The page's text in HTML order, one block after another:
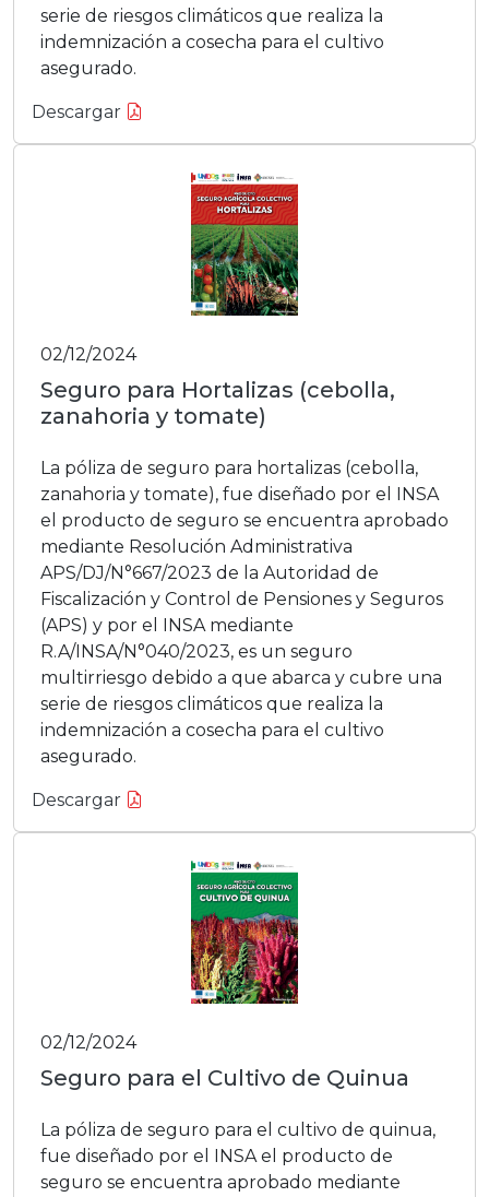
serie de riesgos climáticos que realiza la
indemnización a cosecha para el cultivo
asegurado.
Descargar
02/12/2024
Seguro para Hortalizas (cebolla,
zanahoria y tomate)
La póliza de seguro para hortalizas (cebolla,
zanahoria y tomate), fue diseñado por el INSA
el producto de seguro se encuentra aprobado
mediante Resolución Administrativa
APS/DJ/N°667/2023 de la Autoridad de
Fiscalización y Control de Pensiones y Seguros
(APS) y por el INSA mediante
R.A/INSA/N°040/2023, es un seguro
multirriesgo debido a que abarca y cubre una
serie de riesgos climáticos que realiza la
indemnización a cosecha para el cultivo
asegurado.
Descargar
02/12/2024
Seguro para el Cultivo de Quinua
La póliza de seguro para el cultivo de quinua,
fue diseñado por el INSA el producto de
seguro se encuentra aprobado mediante